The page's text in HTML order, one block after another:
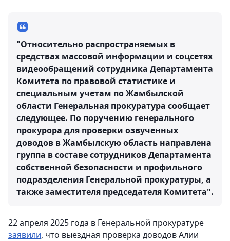
"Относительно распространяемых в
средствах массовой информации и соцсетях
видеообращений сотрудника Департамента
Комитета по правовой статистике и
специальным учетам по Жамбылской
области Генеральная прокуратура сообщает
следующее. По поручению генерального
прокурора для проверки озвученных
доводов в Жамбылскую область направлена
группа в составе сотрудников Департамента
собственной безопасности и профильного
подразделения Генеральной прокуратуры, а
также заместителя председателя Комитета".
22 апреля 2025 года в Генеральной прокуратуре
заявили, что выездная проверка доводов Алии